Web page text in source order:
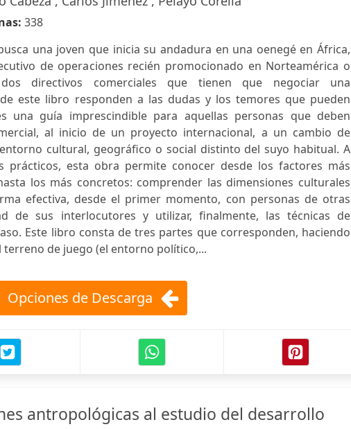
338
una joven que inicia su andadura en una oenegé en África,
de operaciones recién promocionado en Norteamérica o
directivos comerciales que tienen que negociar una
este libro responden a las dudas y los temores que pueden
guía imprescindible para aquellas personas que deben
al inicio de un proyecto internacional, a un cambio de
cultural, geográfico o social distinto del suyo habitual. A
prácticos, esta obra permite conocer desde los factores más
los más concretos: comprender las dimensiones culturales
efectiva, desde el primer momento, con personas de otras
de sus interlocutores y utilizar, finalmente, las técnicas de
Este libro consta de tres partes que corresponden, haciendo
de juego (el entorno político,...
Opciones de Descarga
antropológicas al estudio del desarrollo